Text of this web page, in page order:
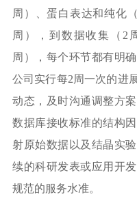
周）、蛋白表达和纯化
周），到数据收集（2
周），每个环节都有明
公司实行每2周一次的进
动态，及时沟通调整方
数据库接收标准的结构
射原始数据以及结晶实
续的科研发表或应用开
规范的服务水准。